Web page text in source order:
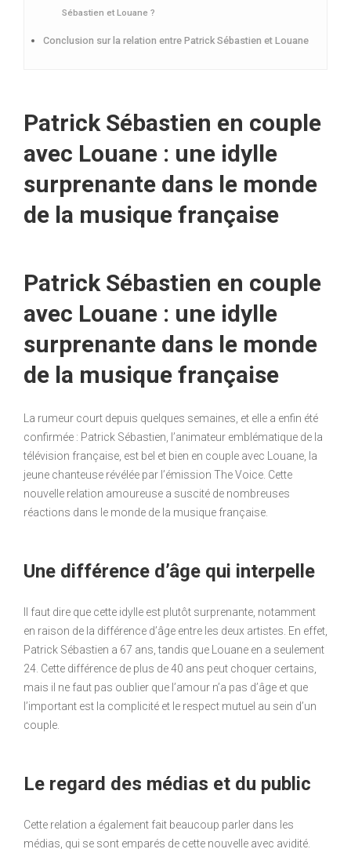
Sébastien et Louane ?
Conclusion sur la relation entre Patrick Sébastien et Louane
Patrick Sébastien en couple
avec Louane : une idylle
surprenante dans le monde
de la musique française
Patrick Sébastien en couple
avec Louane : une idylle
surprenante dans le monde
de la musique française
La rumeur court depuis quelques semaines, et elle a enfin été
confirmée : Patrick Sébastien, l’animateur emblématique de la
télévision française, est bel et bien en couple avec Louane, la
jeune chanteuse révélée par l’émission The Voice. Cette
nouvelle relation amoureuse a suscité de nombreuses
réactions dans le monde de la musique française.
Une différence d’âge qui interpelle
Il faut dire que cette idylle est plutôt surprenante, notamment
en raison de la différence d’âge entre les deux artistes. En effet,
Patrick Sébastien a 67 ans, tandis que Louane en a seulement
24. Cette différence de plus de 40 ans peut choquer certains,
mais il ne faut pas oublier que l’amour n’a pas d’âge et que
l’important est la complicité et le respect mutuel au sein d’un
couple.
Le regard des médias et du public
Cette relation a également fait beaucoup parler dans les
médias, qui se sont emparés de cette nouvelle avec avidité.